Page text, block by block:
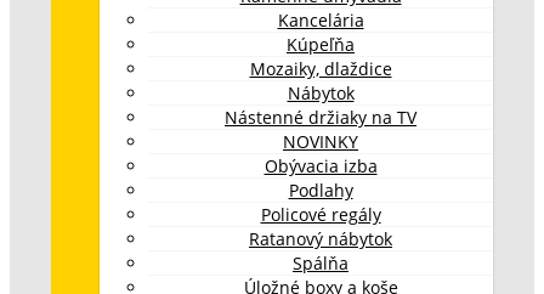
Kancelária
Kúpeľňa
Mozaiky, dlaždice
Nábytok
Nástenné držiaky na TV
NOVINKY
Obývacia izba
Podlahy
Policové regály
Ratanový nábytok
Spálňa
Úložné boxy a koše